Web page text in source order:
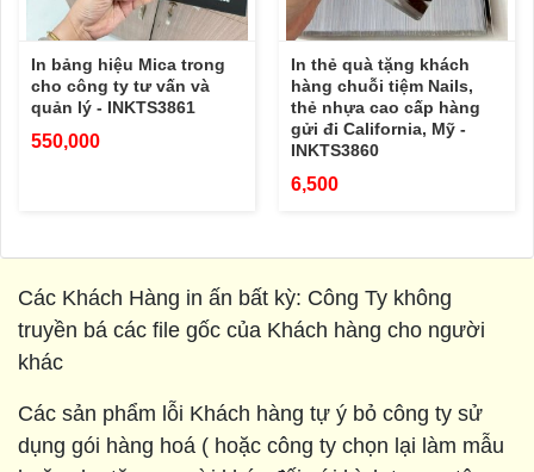
In bảng hiệu Mica trong
cho công ty tư vấn và
quản lý - INKTS3861
550,000
In thẻ quà tặng khách
hàng chuỗi tiệm Nails,
thẻ nhựa cao cấp hàng
gửi đi California, Mỹ -
INKTS3860
6,500
Các Khách Hàng in ấn bất kỳ: Công Ty không
truyền bá các file gốc của Khách hàng cho người
khác
Các sản phẩm lỗi Khách hàng tự ý bỏ công ty sử
dụng gói hàng hoá ( hoặc công ty chọn lại làm mẫu